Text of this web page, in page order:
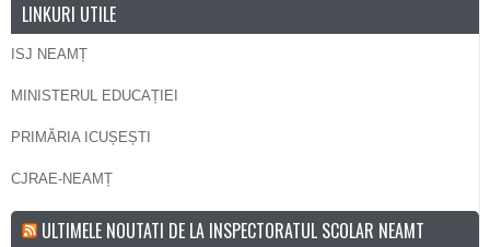
LINKURI UTILE
ISJ NEAMȚ
MINISTERUL EDUCAȚIEI
PRIMĂRIA ICUȘEȘTI
CJRAE-NEAMȚ
ULTIMELE NOUTATI DE LA INSPECTORATUL SCOLAR NEAMT